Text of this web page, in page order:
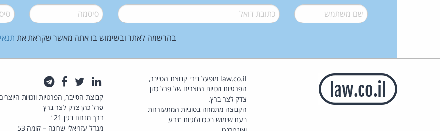
שם משתמש* דואל* סיסמה*
בהרשמה לאתר ובשימוש בו אתה מאשר שקראת את
law.co.il מופעל בידי קבוצת הסייבר,
הפרטיות וזכויות היוצרים של פרל כהן
צדק לצר ברץ.
הקבוצה מתמחה בסוגיות המתעוררות
בעת שימוש בטכנולוגיות מידע
לינקדאין
טוויטרפייסבוק
קבוצת הסייבר, הפרטיות וזכויות היוצרים
פרל כהן צדק לצר ברץ
דרך מנחם בגין 121
מגדל עזריאלי שרונה – קומה 53